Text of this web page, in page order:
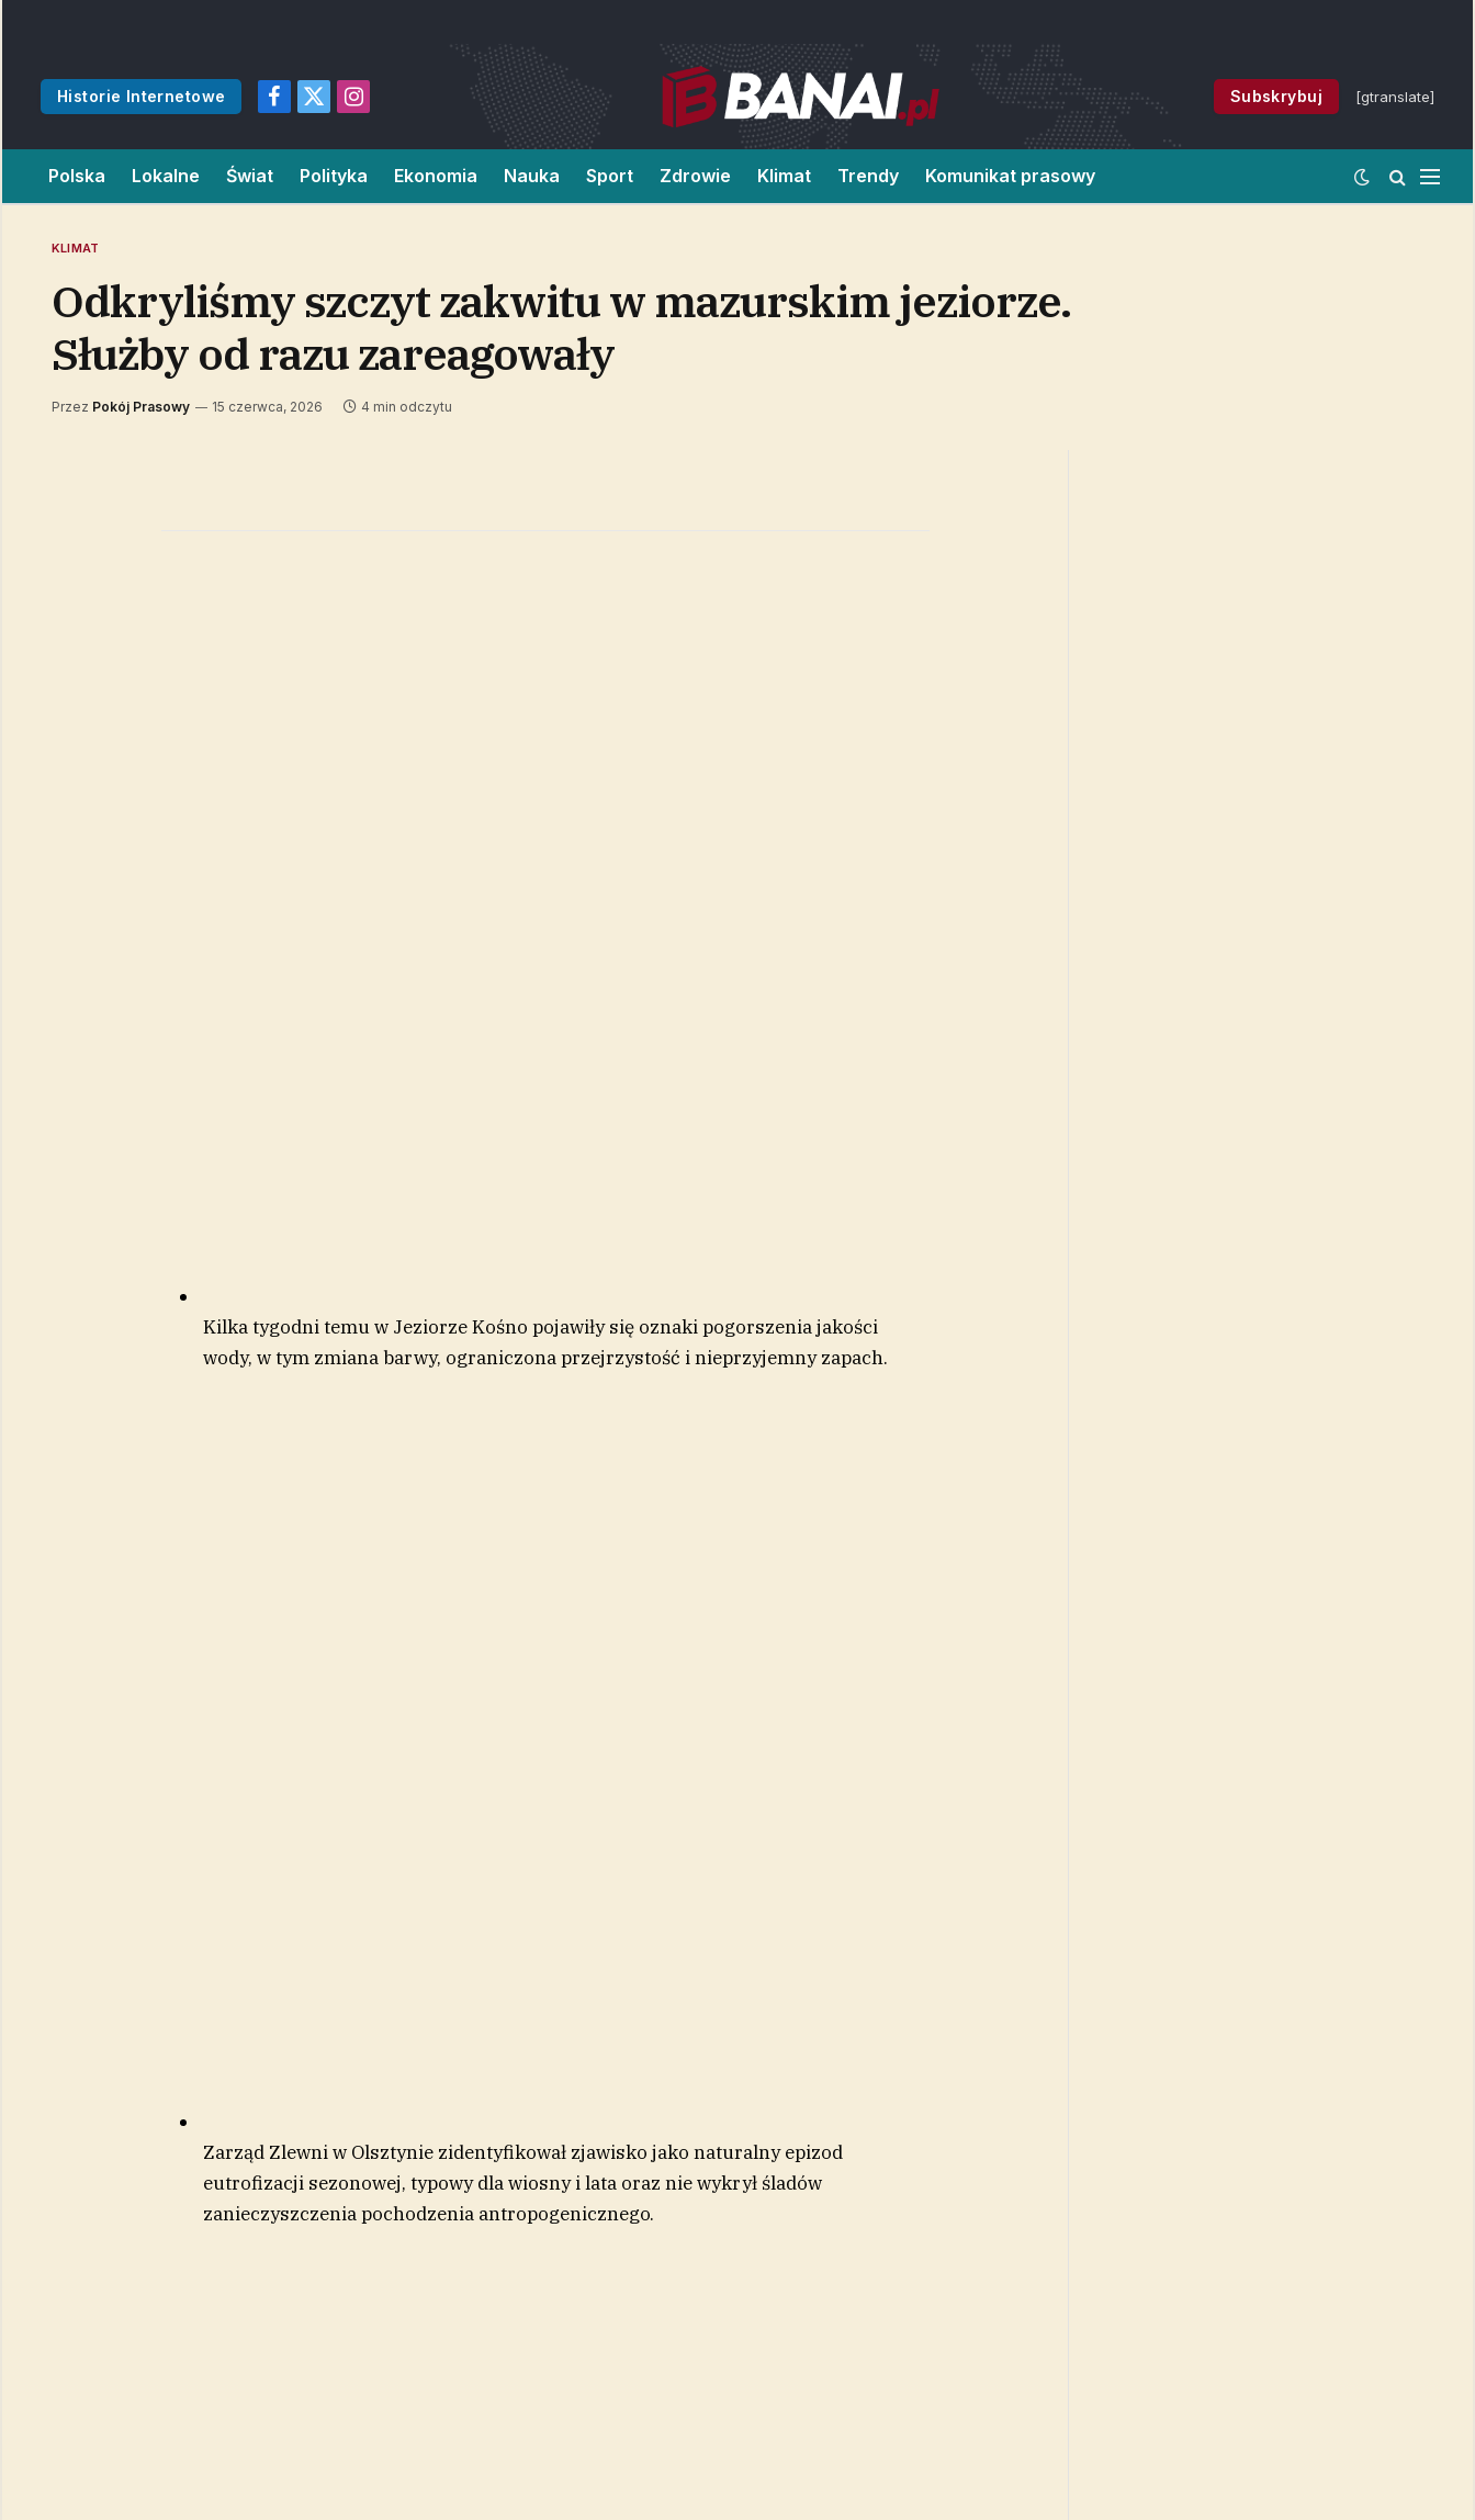
Historie Internetowe
Facebook
X
Instagram
Subskrybuj [gtranslate]
Polska Lokalne Świat Polityka Ekonomia Nauka Sport Zdrowie Klimat Trendy Komunikat prasowy
KLIMAT
Odkryliśmy szczyt zakwitu w mazurskim jeziorze.
Służby od razu zareagowały
Przez Pokój Prasowy 15 czerwca, 2026 4 min odczytu
Kilka tygodni temu w Jeziorze Kośno pojawiły się oznaki pogorszenia jakości
wody, w tym zmiana barwy, ograniczona przejrzystość i nieprzyjemny zapach.
Zarząd Zlewni w Olsztynie zidentyfikował zjawisko jako naturalny epizod
eutrofizacji sezonowej, typowy dla wiosny i lata oraz nie wykrył śladów
zanieczyszczenia pochodzenia antropogenicznego.